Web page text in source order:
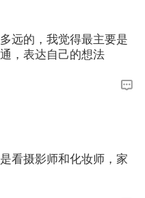
远的，我觉得最主要是
，表达自己的想法
看摄影师和化妆师，家